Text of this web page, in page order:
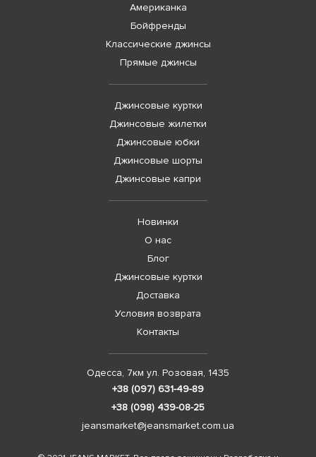
Американка
Бойфренды
Классические джинсы
Прямые джинсы
Джинсовые куртки
Джинсовые жилетки
Джинсовые юбки
Джинсовые шорты
Джинсовые капри
Новинки
О нас
Блог
Джинсовые куртки
Доставка
Условия возврата
Контакты
Одесса, 7км ул. Розовая, 1435
+38 (097) 631-49-89
+38 (098) 439-08-25
jeansmarket@jeansmarket.com.ua